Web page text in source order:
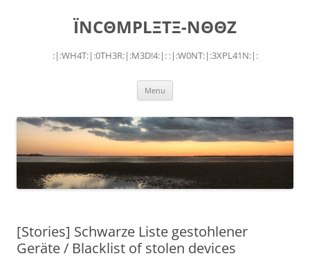
ÏNCΘMPLΞTΞ-NΘΘZ
:|:WH4T:|:0TH3R:|:M3D!4:|: :|:W0NT:|:3XPL41N:|:
Menu
[Stories] Schwarze Liste gestohlener
Geräte / Blacklist of stolen devices